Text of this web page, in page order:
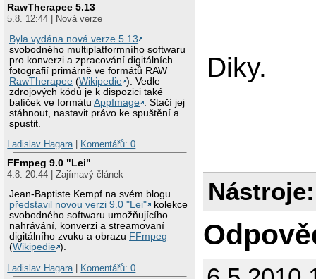
RawTherapee 5.13
5.8. 12:44 | Nová verze
Byla vydána nová verze 5.13
svobodného multiplatformního softwaru
pro konverzi a zpracování digitálních
fotografií primárně ve formátů RAW
RawTherapee (Wikipedie ). Vedle
zdrojových kódů je k dispozici také
balíček ve formátuAppImage
. Stačí jej
stáhnout, nastavit právo ke spuštění a
spustit.
Ladislav Hagara| Komentářů: 0
FFmpeg 9.0 "Lei"
4.8. 20:44 | Zajímavý článek
Jean-Baptiste Kempf na svém blogu
představil novou verzi 9.0 "Lei"
kolekce
svobodného softwaru umožňujícího
nahrávání, konverzi a streamovaní
digitálního zvuku a obrazu FFmpeg
(Wikipedie ).
Ladislav Hagara| Komentářů: 0
Diky.
Nástroje: